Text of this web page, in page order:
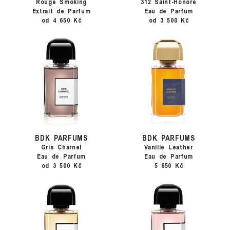
Extrait de Parfum
od 4 650 Kč
Eau de Parfum
od 3 500 Kč
BDK PARFUMS
Gris Charnel
Eau de Parfum
od 3 500 Kč
BDK PARFUMS
Vanille Leather
Eau de Parfum
5 650 Kč